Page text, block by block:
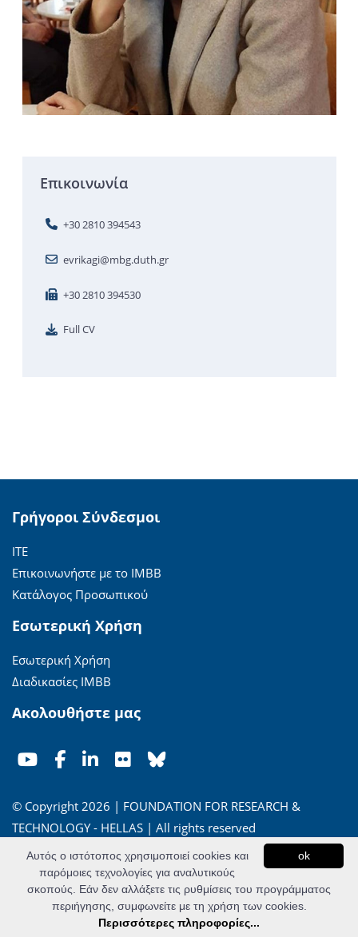
Επικοινωνία
+30 2810 394543
evrikagi@mbg.duth.gr
+30 2810 394530
Full CV
Γρήγοροι Σύνδεσμοι
ΙΤΕ
Επικοινωνήστε με το ΙΜΒΒ
Κατάλογος Προσωπικού
Εσωτερική Χρήση
Εσωτερική Χρήση
Διαδικασίες ΙΜΒΒ
Ακολουθήστε μας
© Copyright 2026 | FOUNDATION FOR RESEARCH &
TECHNOLOGY - HELLAS | All rights reserved
'Οροι Χρήσης|Πολιτική Απορρήτου
Powered byApogee Information Systems
ok
Αυτός ο ιστότοπος χρησιμοποιεί cookies και
παρόμοιες τεχνολογίες για αναλυτικούς
σκοπούς. Εάν δεν αλλάξετε τις ρυθμίσεις του προγράμματος
περιήγησης, συμφωνείτε με τη χρήση των cookies.
Περισσότερες πληροφορίες...